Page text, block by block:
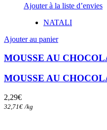
Ajouter à la liste d’envies
NATALI
Ajouter au panier
MOUSSE AU
MOUSSE AU
2,29€
32,71€ /kg